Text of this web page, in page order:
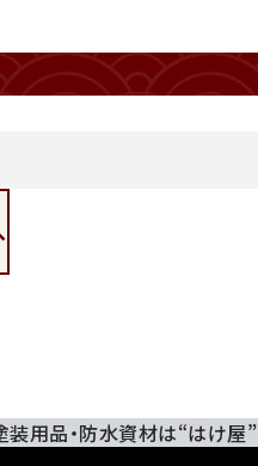
装用品・防水資材は“はけ屋”